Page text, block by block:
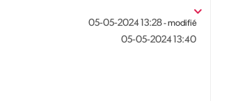
‎05-05-202413:28- modifié
‎05-05-202413:40